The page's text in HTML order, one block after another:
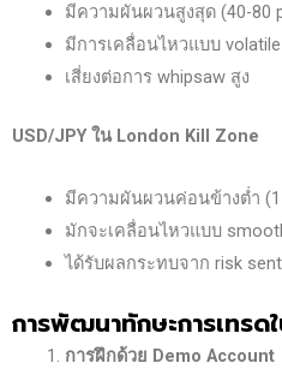
มีความผันผวนสูงสุด (40-80
มีการเคลื่อนไหวแบบ
เสี่ยงต่อการ whipsaw สูง
USD/JPYใน London Kill Zone
มีความผันผวนค่อนข้างต่ำ
มักจะเคลื่อนไหวแบบ
ได้รับผลกระทบจาก risk
การพัฒนาทักษะการเทร
การฝึกด้วย Demo Account